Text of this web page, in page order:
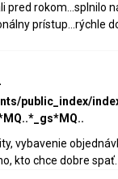
pred rokom...splnilo
prístup...rýchle
public_index/
vybavenie
kto chce dobre